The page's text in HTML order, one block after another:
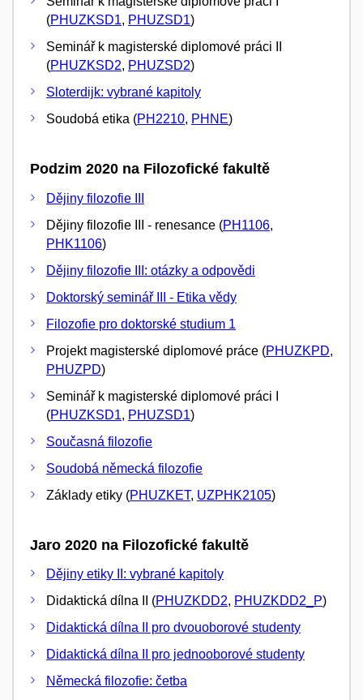
(PHUZKSD1, PHUZSD1)
Seminář k magisterské diplomové práci II
(PHUZKSD2, PHUZSD2)
Sloterdijk: vybrané kapitoly
Soudobá etika (PH2210, PHNE)
Podzim 2020 na Filozofické fakultě
Dějiny filozofie III
Dějiny filozofie III - renesance (PH1106,
PHK1106)
Dějiny filozofie III: otázky a odpovědi
Doktorský seminář III - Etika vědy
Filozofie pro doktorské studium 1
Projekt magisterské diplomové práce (PHUZKPD,
PHUZPD)
Seminář k magisterské diplomové práci I
(PHUZKSD1, PHUZSD1)
Současná filozofie
Soudobá německá filozofie
Základy etiky (PHUZKET, UZPHK2105)
Jaro 2020 na Filozofické fakultě
Dějiny etiky II: vybrané kapitoly
Didaktická dílna II (PHUZKDD2, PHUZKDD2_P)
Didaktická dílna II pro dvouoborové studenty
Didaktická dílna II pro jednooborové studenty
Německá filozofie: četba